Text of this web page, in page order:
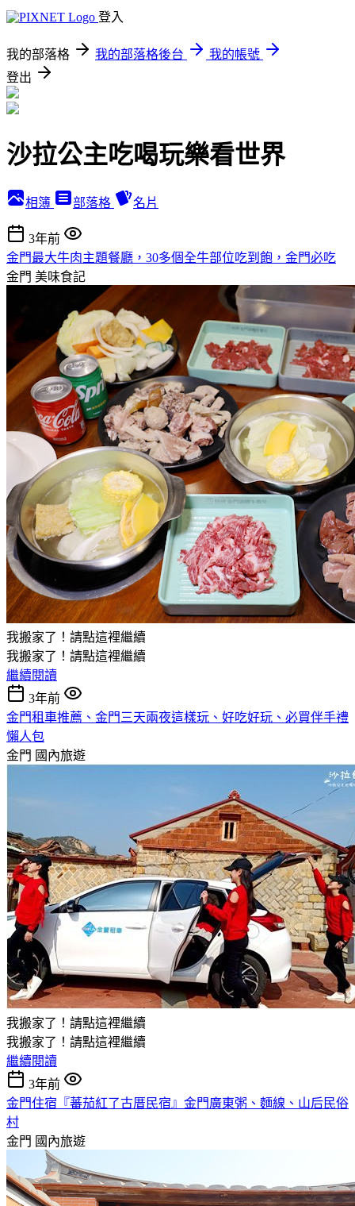
登入
我的部落格 我的部落格後台
我的帳號
登出
沙拉公主吃喝玩樂看世界
相簿 部落格 名片
3年前
金門最大牛肉主題餐廳，30多個全牛部位吃到飽，金門必吃
金門 美味食記
我搬家了！請點這裡繼續
我搬家了！請點這裡繼續
繼續閱讀
3年前
金門租車推薦、金門三天兩夜這樣玩、好吃好玩、必買伴手禮
懶人包
金門 國內旅遊
我搬家了！請點這裡繼續
我搬家了！請點這裡繼續
繼續閱讀
3年前
金門住宿『蕃茄紅了古厝民宿』金門廣東粥、麵線、山后民俗
村
金門 國內旅遊